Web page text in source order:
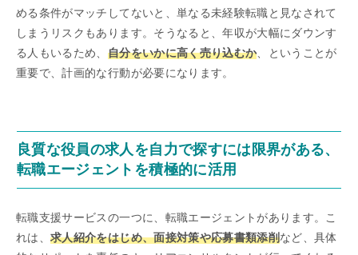
める条件がマッチしてないと、単なる未経験転職と見なされて
しまうリスクもあります。そうなると、年収が大幅にダウンす
る人もいるため、 自分をいかに高く売り込むか、ということが
重要で、計画的な行動が必要になります。
良質な役員の求人を自力で探すには限界がある、
転職エージェントを積極的に活用
転職支援サービスの一つに、転職エージェントがあります。こ
れは、求人紹介をはじめ、面接対策や応募書類添削など、具体